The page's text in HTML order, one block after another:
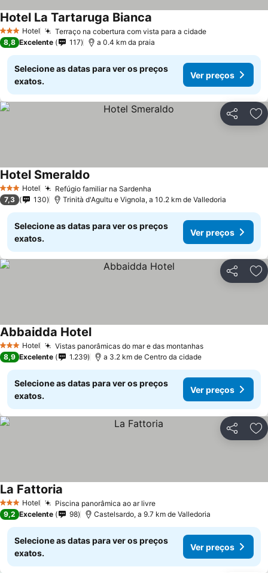
3 EstrelasHotel Terraço na cobertura com vista para a cidade
Hotel La Tartaruga Bianca
8,8 Excelente 117 a 0.4 km da praia
Selecione as datas para ver os preços
exatos.
Ver preços
Partilhar
3 EstrelasHotel Refúgio familiar na Sardenha
Hotel Smeraldo
7,3 130 Trinità d'Agultu e Vignola, a 10.2 km de Valledoria
Selecione as datas para ver os preços
exatos.
Ver preços
Partilhar
3 EstrelasHotel Vistas panorâmicas do mar e das montanhas
Abbaidda Hotel
8,9 Excelente 1.239 a 3.2 km de Centro da cidade
Selecione as datas para ver os preços
exatos.
Ver preços
Partilhar
3 EstrelasHotel Piscina panorâmica ao ar livre
La Fattoria
9,2 Excelente 98 Castelsardo, a 9.7 km de Valledoria
Selecione as datas para ver os preços
exatos.
Ver preços